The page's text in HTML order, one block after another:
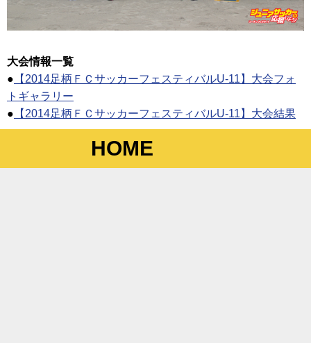
大会情報一覧
● 【2014足柄ＦＣサッカーフェスティバルU-11】大会フォ
トギャラリー
● 【2014足柄ＦＣサッカーフェスティバルU-11】大会結果
HOME